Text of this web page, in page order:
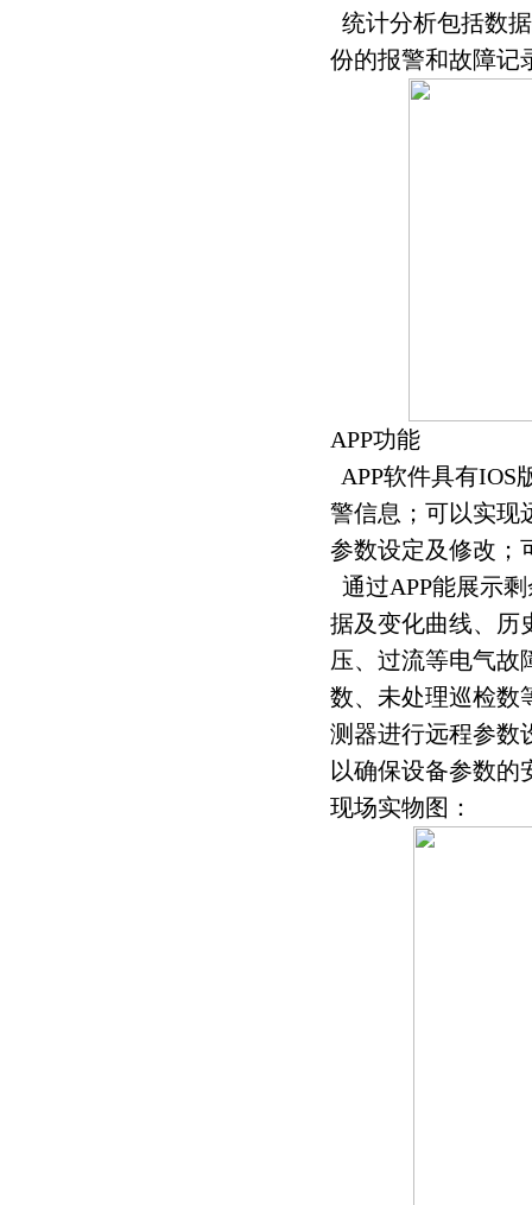
统计分析包括数
份的报警和故障记
APP功能
APP软件具有IOS
警信息；可以实现
参数设定及修改；
通过APP能展示
据及变化曲线、历
压、过流等电气故
数、未处理巡检数
测器进行远程参数
以确保设备参数的
现场实物图：